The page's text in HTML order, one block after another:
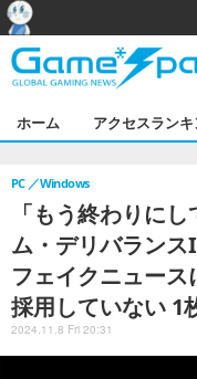
ホーム アクセスランキ
「もう終わりに
ム・デリバラン
フェイクニュー
採用していない 1
PC Windows
2024.11.8 Fri 20:31